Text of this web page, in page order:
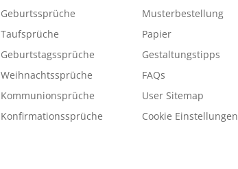
Geburtssprüche
Taufsprüche
Geburtstagssprüche
Weihnachtssprüche
Kommunionsprüche
Konfirmationssprüche
Musterbestellung
Papier
Gestaltungstipps
FAQs
User Sitemap
Cookie Einstellungen